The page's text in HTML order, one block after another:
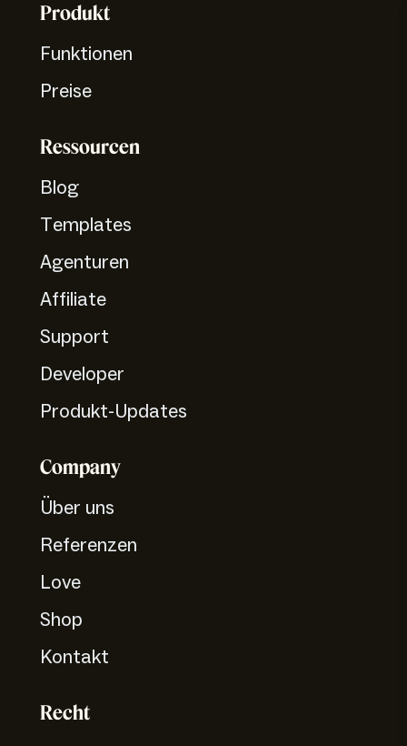
Produkt
Funktionen
Preise
Ressourcen
Blog
Templates
Agenturen
Affiliate
Support
Developer
Produkt-Updates
Company
Über uns
Referenzen
Love
Shop
Kontakt
Recht